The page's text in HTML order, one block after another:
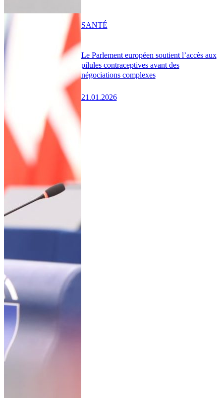
Le Parlement européen soutient l’accès aux
pilules contraceptives avant des
négociations complexes
21.01.2026
SANTÉ